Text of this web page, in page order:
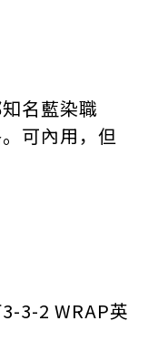
名藍染職
可內用，但
3-2 WRAP英